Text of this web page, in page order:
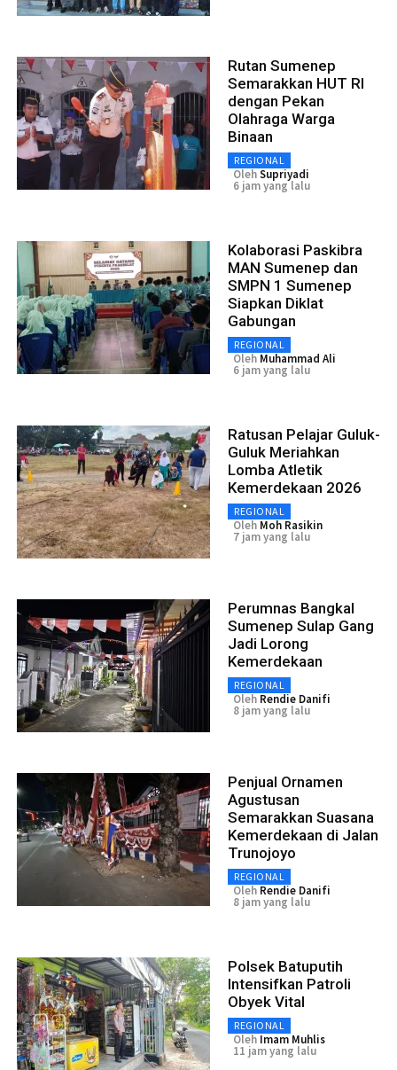
Rutan Sumenep
Semarakkan HUT RI
dengan Pekan
Olahraga Warga
Binaan
REGIONAL
OlehSupriyadi
6 jam yang lalu
Kolaborasi Paskibra
MAN Sumenep dan
SMPN 1 Sumenep
Siapkan Diklat
Gabungan
REGIONAL
Oleh Muhammad Ali
6 jam yang lalu
Ratusan Pelajar Guluk-
Guluk Meriahkan
Lomba Atletik
Kemerdekaan 2026
REGIONAL
Oleh Moh Rasikin
7 jam yang lalu
Perumnas Bangkal
Sumenep Sulap Gang
Jadi Lorong
Kemerdekaan
REGIONAL
Oleh Rendie Danifi
8 jam yang lalu
Penjual Ornamen
Agustusan
Semarakkan Suasana
Kemerdekaan di Jalan
Trunojoyo
REGIONAL
Oleh Rendie Danifi
8 jam yang lalu
Polsek Batuputih
Intensifkan Patroli
Obyek Vital
REGIONAL
Oleh Imam Muhlis
11 jam yang lalu